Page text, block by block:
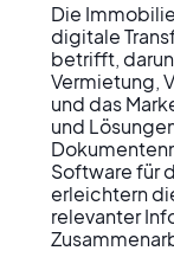
Die
digitale
betrifft,
Vermietung,
und das
und
Software für
erleichtern
relevanter